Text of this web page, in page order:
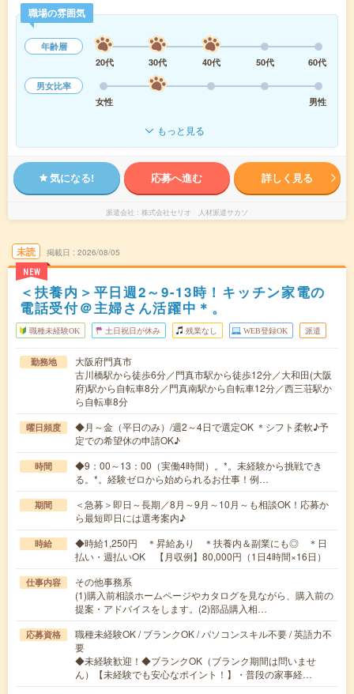
職場の雰囲気
年齢層
20代
30代 40代 50代
60代
男女比率
女性
男性
もっと見る
気になる! 応募へ進む 詳しく見る
派遣会社 株式会社セリオ 人材派遣サカソ
未読
NEW
掲載日 2026/08/05
＜扶養内＞平日週2～9-13時！キッチン家電の
電話受付＠主婦さん活躍中＊。
職種未経験OK 土日祝日が休み 残業なし WEB登録OK 派遣
勤務地
大阪府門真市
古川橋駅から徒歩6分／門真市駅から徒歩12分／大和田(大阪
府)駅から自転車8分／門真南駅から自転車12分／西三荘駅か
ら自転車8分
曜日頻度
◆月～金（平日のみ）/週2～4日で選定OK ＊シフト柔軟♪予
定での希望休の申請OK♪
時間
◆9：00～13：00（実働4時間）。*。未経験から挑戦でき
る。*。経験ゼロから始められるお仕事！例…
期間
＜急募＞即日～長期／8月～9月～10月～も相談OK！応募か
ら最短即日には選考案内♪
時給
◆時給1,250円 ＊昇給あり ＊扶養内＆副業にも◎ ＊日
払い・週払いOK 【月収例】80,000円（1日4時間×16日）
仕事内容
その他事務系
(1)購入前相談ホームページやカタログを見ながら、購入前の
提案・アドバイスをします。(2)部品購入相…
応募資格
職種未経験OK / ブランクOK / パソコンスキル不要 / 英語力不
要
◆未経験歓迎！◆ブランクOK（ブランク期間は問いませ
ん）【未経験でも安心なポイント！】・普段の家事経…